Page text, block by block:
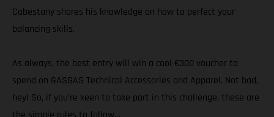
Cabestany shares his knowledge on how to perfect your
balancing skills.
As always, the best entry will win a cool €300 voucher to
spend on GASGAS Technical Accessories and Apparel. Not bad,
hey! So, if you’re keen to take part in this challenge, these are